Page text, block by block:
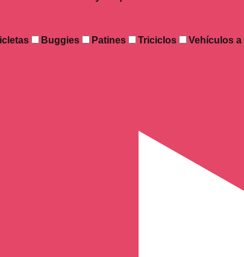
Buggies Patines Triciclos Vehículos a